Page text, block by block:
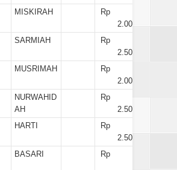
MISKIRAH
Rp
2.000
SARMIAH
Rp
2.500
MUSRIMAH
Rp
2.000
NURWAHID
AH
Rp
2.500
HARTI
Rp
2.500
BASARI Rp